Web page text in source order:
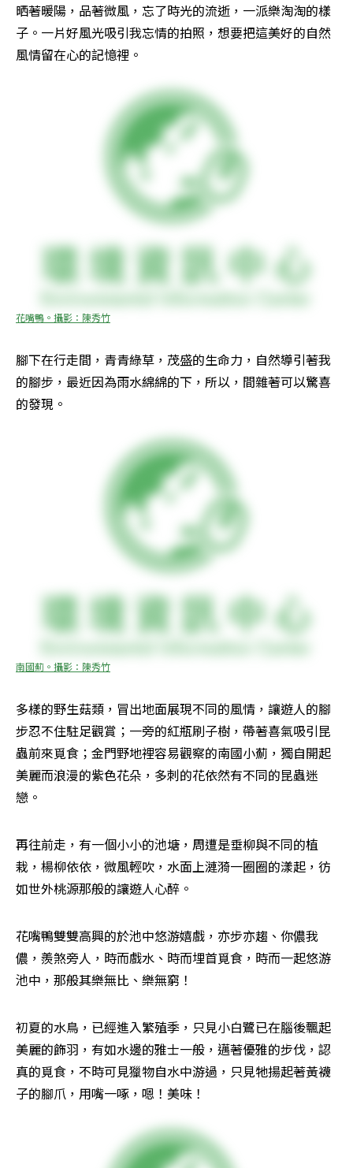
晒著暖陽，品著微風，忘了時光的流逝，一派樂淘淘的樣
子。一片好風光吸引我忘情的拍照，想要把這美好的自然
風情留在心的記憶裡。
花嘴鴨。攝影：陳秀竹
腳下在行走間，青青綠草，茂盛的生命力，自然導引著我
的腳步，最近因為雨水綿綿的下，所以，間雜著可以驚喜
的發現。
南國薊。攝影：陳秀竹
多樣的野生菇類，冒出地面展現不同的風情，讓遊人的腳
步忍不住駐足觀賞；一旁的紅瓶刷子樹，帶著喜氣吸引昆
蟲前來覓食；金門野地裡容易觀察的南國小薊，獨自開起
美麗而浪漫的紫色花朵，多刺的花依然有不同的昆蟲迷
戀。
再往前走，有一個小小的池塘，周遭是垂柳與不同的植
栽，楊柳依依，微風輕吹，水面上漣漪一圈圈的漾起，彷
如世外桃源那般的讓遊人心醉。
花嘴鴨雙雙高興的於池中悠游嬉戲，亦步亦趨、你儂我
儂，羨煞旁人，時而戲水、時而埋首覓食，時而一起悠游
池中，那般其樂無比、樂無窮！
初夏的水鳥，已經進入繁殖季，只見小白鷺已在腦後飄起
美麗的飾羽，有如水邊的雅士一般，邁著優雅的步伐，認
真的覓食，不時可見獵物自水中游過，只見牠揚起著黃襪
子的腳爪，用嘴一啄，嗯！美味！